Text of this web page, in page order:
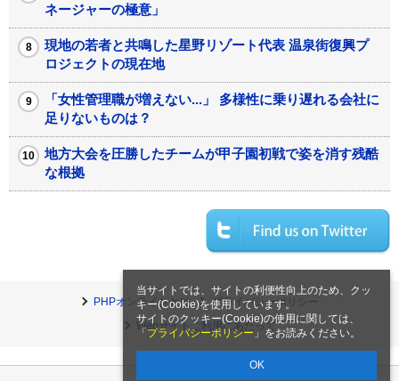
当サイトでは、サイトの利便性向上のため、クッ
キー(Cookie)を使用しています。
サイトのクッキー(Cookie)の使用に関しては、
「 プライバシーポリシー 」をお読みください。
OK
ネージャーの極意」
現地の若者と共鳴した星野リゾート代表 温泉街復興プ
ロジェクトの現在地
「女性管理職が増えない...」 多様性に乗り遅れる会社に
足りないものは？
地方大会を圧勝したチームが甲子園初戦で姿を消す残酷
な根拠
PHPオンラインとは
プライバシーポリシー
Webサイトご利用にあたって